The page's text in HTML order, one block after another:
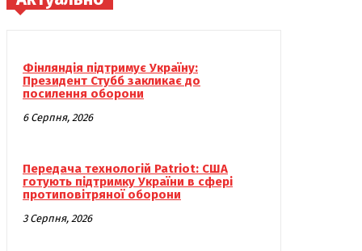
Фінляндія підтримує Україну:
Президент Стубб закликає до
посилення оборони
6 Серпня, 2026
Передача технологій Patriot: США
готують підтримку України в сфері
протиповітряної оборони
3 Серпня, 2026